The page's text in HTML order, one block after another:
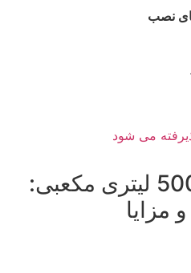
نصب
می شود
مخزن و تانکر آب 500 لیتری مکعبی:
مزایا